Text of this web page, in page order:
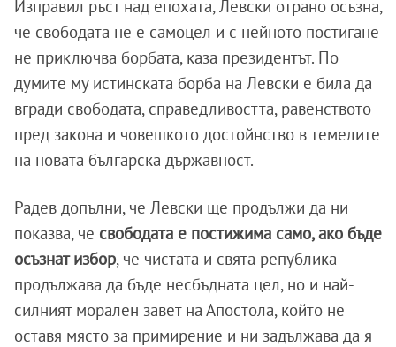
Изправил ръст над епохата, Левски отрано осъзна,
че свободата не е самоцел и с нейното постигане
не приключва борбата, каза президентът. По
думите му истинската борба на Левски е била да
вгради свободата, справедливостта, равенството
пред закона и човешкото достойнство в темелите
на новата българска държавност.
Радев допълни, че Левски ще продължи да ни
показва, че свободата е постижима само, ако бъде
осъзнат избор, че чистата и свята република
продължава да бъде несбъдната цел, но и най-
силният морален завет на Апостола, който не
оставя място за примирение и ни задължава да я